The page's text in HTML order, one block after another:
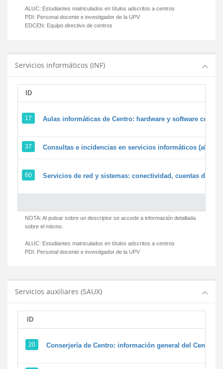
ALUC: Estudiantes matriculados en títulos adscritos a centros
PDI: Personal docente e investigador de la UPV
EDCEN: Equipo directivo de centros
Servicios informáticos (INF)
ID
17 Aulas informáticas de Centro: hardware y software
37 Consultas e incidencias en servicios informáticos
60 Servicios de red y sistemas: conectividad, cuentas de
NOTA: Al pulsar sobre un descriptor se accede a información detallada
sobre el mismo.
ALUC: Estudiantes matriculados en títulos adscritos a centros
PDI: Personal docente e investigador de la UPV
Servicios auxiliares (SAUX)
ID
20 Conserjería de Centro: información general del Centro y